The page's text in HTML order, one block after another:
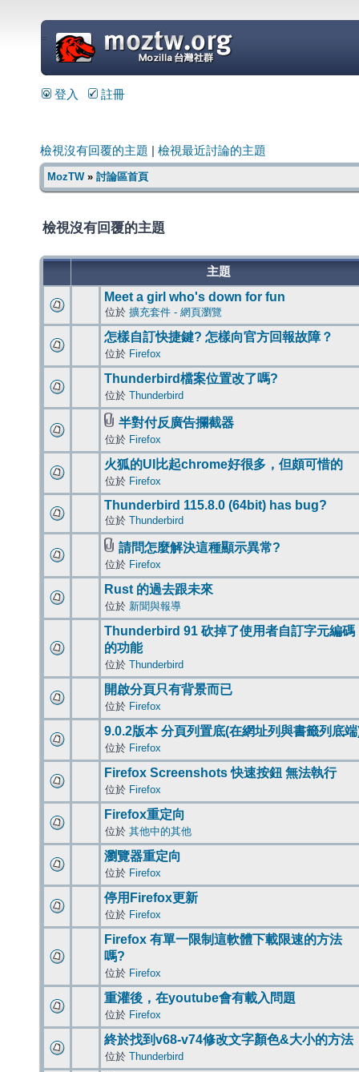
=
登入 註冊
檢視沒有回覆的主題 檢視最近討論的主題
MozTW» 討論區首頁
檢視沒有回覆的主題
主題
Meet a girl who's down for fun
位於 擴充套件 - 網頁瀏覽
怎樣自訂快捷鍵? 怎樣向官方回報故障？
位於 Firefox
Thunderbird檔案位置改了嗎?
位於 Thunderbird
半對付反廣告攔截器
位於 Firefox
火狐的UI比起chrome好很多，但頗可惜的
位於 Firefox
Thunderbird 115.8.0 (64bit) has bug?
位於 Thunderbird
請問怎麼解決這種顯示異常?
位於 Firefox
Rust 的過去跟未來
位於 新聞與報導
Thunderbird 91 砍掉了使用者自訂字元編碼
的功能
位於 Thunderbird
開啟分頁只有背景而已
位於 Firefox
9.0.2版本 分頁列置底(在網址列與書籤列底
位於 Firefox
Firefox Screenshots 快速按鈕 無法執行
位於 Firefox
Firefox重定向
位於 其他中的其他
瀏覽器重定向
位於 Firefox
停用Firefox更新
位於 Firefox
Firefox 有單一限制這軟體下載限速的方法
嗎?
位於 Firefox
重灌後，在youtube會有載入問題
位於 Firefox
終於找到v68-v74修改文字顏色&大小的方法
位於 Thunderbird